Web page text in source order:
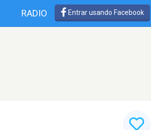
RADIO Entrar usando Facebook